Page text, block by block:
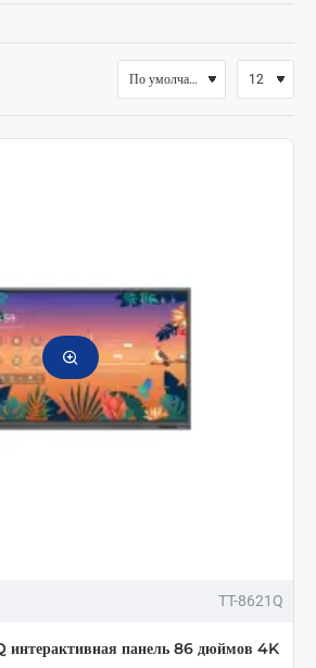
TT-8621Q
панель 86 дюймов 4K